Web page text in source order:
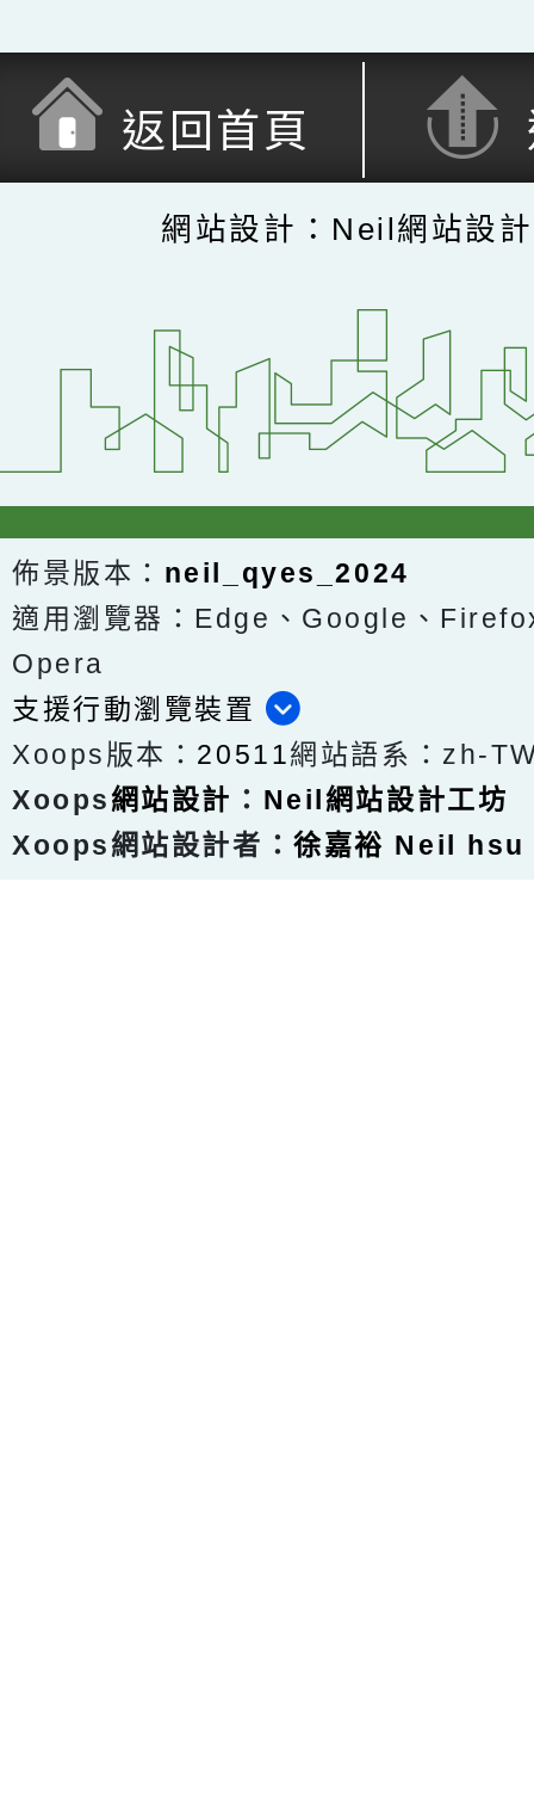
返回首頁
網站設計：Neil網站設
佈景版本： neil_qyes_2024
適用瀏覽器：Edge、Google、
Opera
支援行動瀏覽裝置
Xoops版本： 20511網站語系：zh-
Xoops網站設計 ： Neil網站設計工坊
Xoops網站設計者：徐嘉裕 Neil hsu